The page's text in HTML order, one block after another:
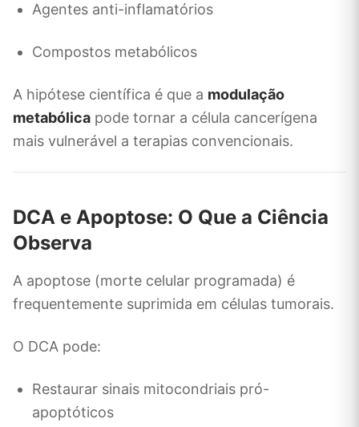
Agentes anti-inflamatórios
Compostos metabólicos
A hipótese científica é que a modulação
metabólica pode tornar a célula cancerígena
mais vulnerável a terapias convencionais.
DCA e Apoptose: O Que a Ciência
Observa
A apoptose (morte celular programada) é
frequentemente suprimida em células tumorais.
O DCA pode:
Restaurar sinais mitocondriais pró-
apoptóticos